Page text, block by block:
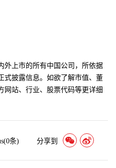
外上市的所有中国公司，所依据
式披露信息。如欲了解市值、董
网站、行业、股票代码等更详细
0条) 分享到